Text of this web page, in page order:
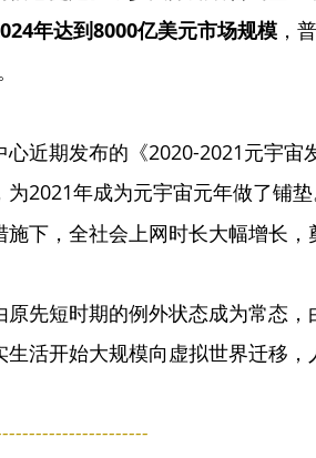
年达到8000亿美元市场规模 ，
近期发布的《2020-2021元宇
2021年成为元宇宙元年做了铺
下，全社会上网时长大幅增长，
原先短时期的例外状态成为常态
活开始大规模向虚拟世界迁移，